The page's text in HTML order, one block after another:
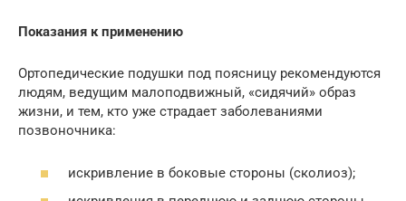
Показания к применению
Ортопедические подушки под поясницу рекомендуются
людям, ведущим малоподвижный, «сидячий» образ
жизни, и тем, кто уже страдает заболеваниями
позвоночника:
искривление в боковые стороны (сколиоз);